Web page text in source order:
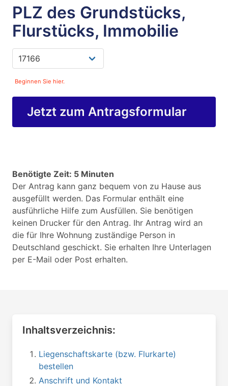
PLZ des Grundstücks,
Flurstücks, Immobilie
Beginnen Sie hier.
Jetzt zum Antragsformular
Benötigte Zeit: 5 Minuten
Der Antrag kann ganz bequem von zu Hause aus
ausgefüllt werden. Das Formular enthält eine
ausführliche Hilfe zum Ausfüllen. Sie benötigen
keinen Drucker für den Antrag. Ihr Antrag wird an
die für Ihre Wohnung zuständige Person in
Deutschland geschickt. Sie erhalten Ihre Unterlagen
per E-Mail oder Post erhalten.
Inhaltsverzeichnis:
Liegenschaftskarte (bzw. Flurkarte)
bestellen
Anschrift und Kontakt